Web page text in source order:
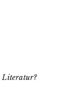
Literatur?